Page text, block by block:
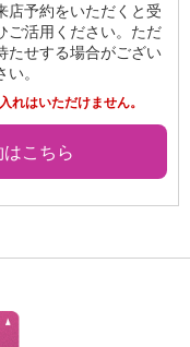
店予約をいただくと受
ご活用ください。ただ
たせする場合がござい
。
れはいただけません。
こちら